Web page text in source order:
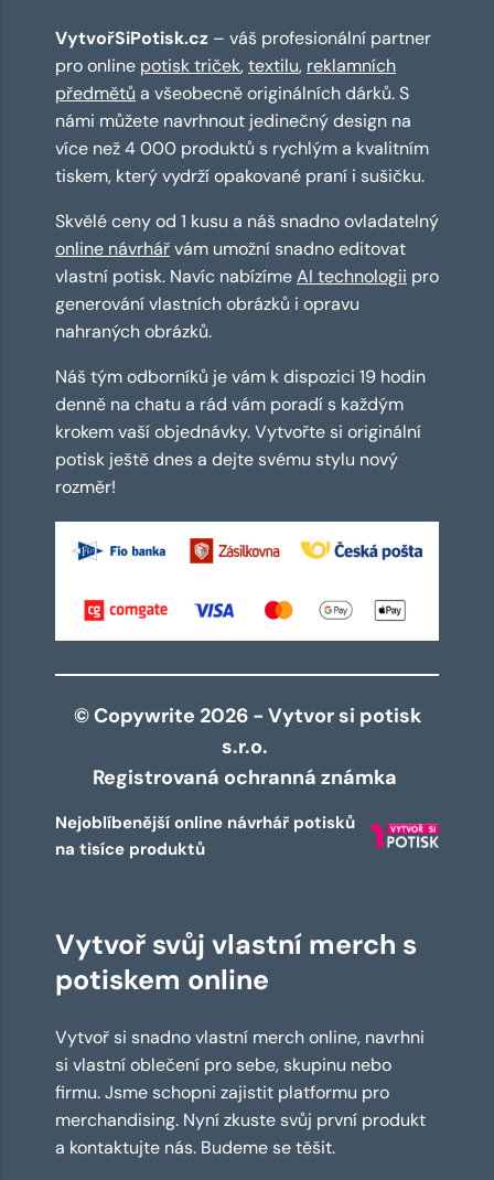
VytvořSiPotisk.cz – váš profesionální partner
pro online potisk triček,textilu, reklamních
předmětů a všeobecně originálních dárků. S
námi můžete navrhnout jedinečný design na
více než 4 000 produktů s rychlým a kvalitním
tiskem, který vydrží opakované praní i sušičku.
Skvělé ceny od 1 kusu a náš snadno ovladatelný
online návrhářvám umožní snadno editovat
vlastní potisk. Navíc nabízímeAI technologii pro
generování vlastních obrázků i opravu
nahraných obrázků.
Náš tým odborníků je vám k dispozici 19 hodin
denně na chatu a rád vám poradí s každým
krokem vaší objednávky. Vytvořte si originální
potisk ještě dnes a dejte svému stylu nový
rozměr!
© Copywrite 2026 - Vytvor si potisk
s.r.o.
Registrovaná ochranná známka
Nejoblíbenější online návrhář potisků
na tisíce produktů
Vytvoř svůj vlastní merch s
potiskem online
Vytvoř si snadno vlastní merch online, navrhni
si vlastní oblečení pro sebe, skupinu nebo
firmu. Jsme schopni zajistit platformu pro
merchandising. Nyní zkuste svůj první produkt
a kontaktujte nás. Budeme se těšit.